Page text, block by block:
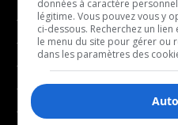
- Affaires municipales
- Communauté / Social
- Culture
- Économie
- Éducation
données à caractère
légitime. Vous pouvez vous y
ci-dessous. Recherchez un
le menu du site pour gérer ou
dans les paramètres des